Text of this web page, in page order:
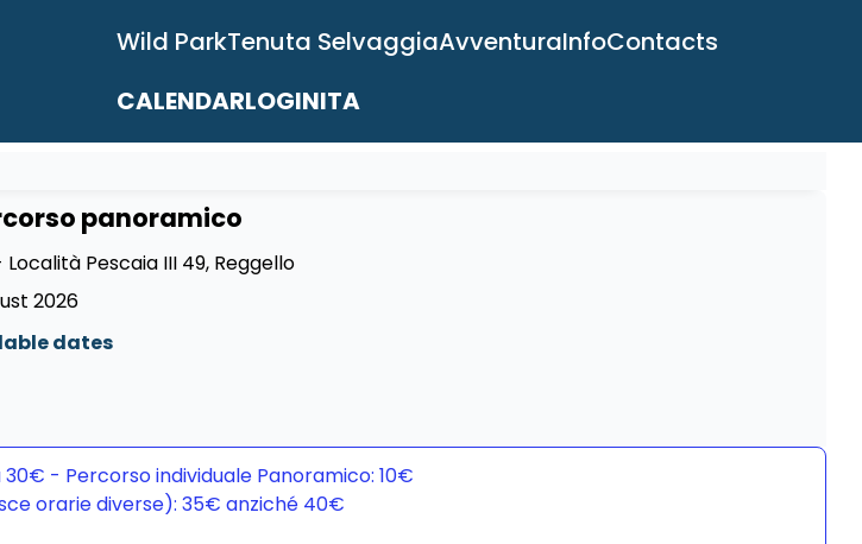
Wild ParkTenuta SelvaggiaAvventuraInfoContacts
CALENDARLOGINITA
panoramico
Pescaia III 49, Reggello
2026
dates
- Percorso individuale Panoramico: 10€
orarie diverse): 35€ anziché 40€